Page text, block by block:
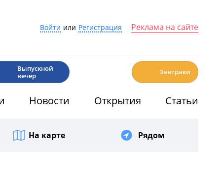
Войти или Регистрация Реклама на сайте
Выпускной
вечер
Завтраки
Новости Открытия Статьи
На карте Рядом